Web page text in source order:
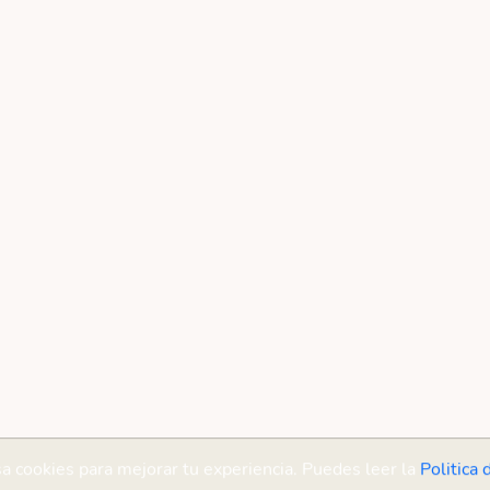
cookies para mejorar tu experiencia. Puedes leer la Politica